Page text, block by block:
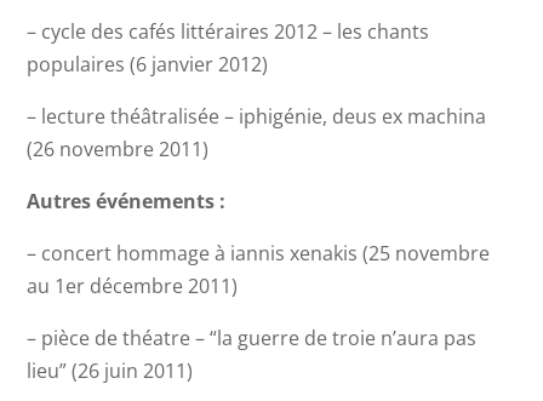
– cycle des cafés littéraires 2012 – les chants
populaires (6 janvier 2012)
– lecture théâtralisée – iphigénie, deus ex machina
(26 novembre 2011)
Autres événements :
– concert hommage à iannis xenakis (25 novembre
au 1er décembre 2011)
– pièce de théatre – “la guerre de troie n’aura pas
lieu” (26 juin 2011)